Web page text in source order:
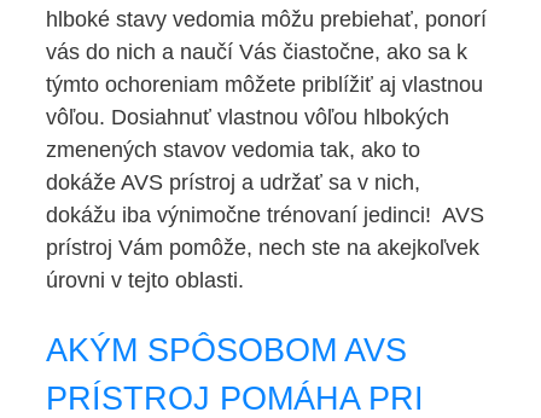
hlboké stavy vedomia môžu prebiehať, ponorí
vás do nich a naučí Vás čiastočne, ako sa k
týmto ochoreniam môžete priblížiť aj vlastnou
vôľou. Dosiahnuť vlastnou vôľou hlbokých
zmenených stavov vedomia tak, ako to
dokáže AVS prístroj a udržať sa v nich,
dokážu iba výnimočne trénovaní jedinci! AVS
prístroj Vám pomôže, nech ste na akejkoľvek
úrovni v tejto oblasti.
AKÝM SPÔSOBOM AVS
PRÍSTROJ POMÁHA PRI